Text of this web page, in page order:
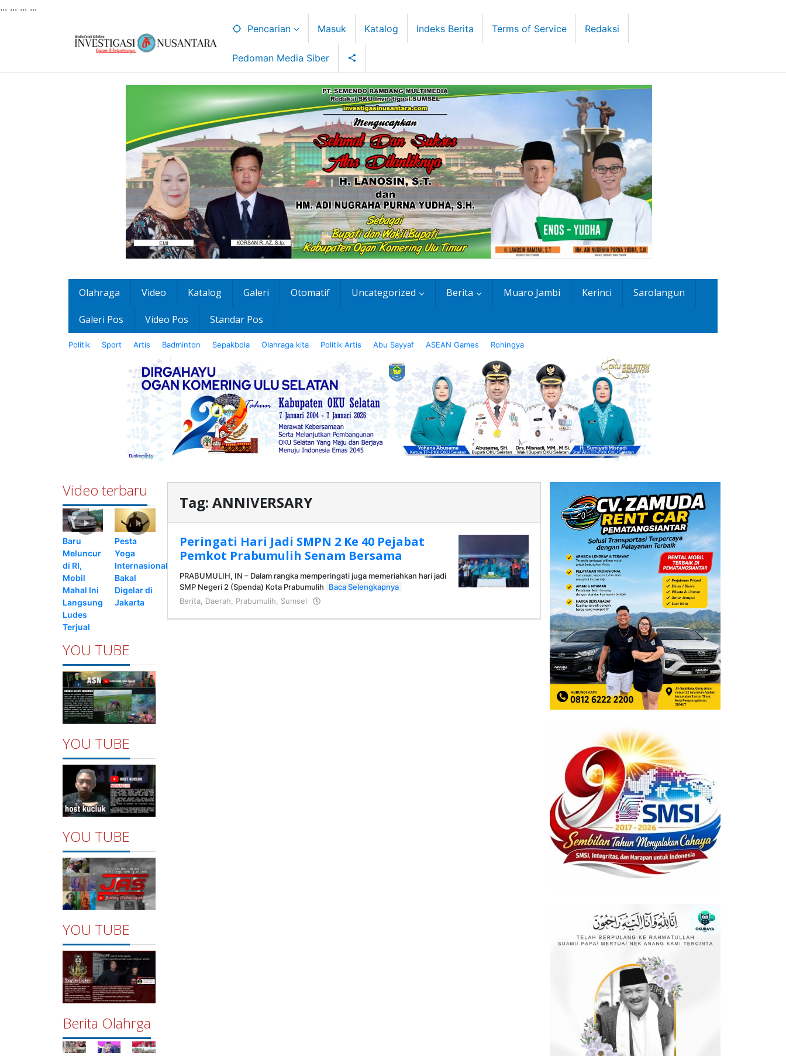
... ... ... ...
Pencarian Masuk Katalog Indeks Berita Terms of Service Redaksi
Pedoman Media Siber
Olahraga Video Katalog Galeri Otomatif Uncategorized Berita Muaro Jambi Kerinci Sarolangun
Galeri Pos Video Pos Standar Pos
Politik Sport Artis Badminton Sepakbola Olahraga kita Politik Artis Abu Sayyaf ASEAN Games Rohingya
Video terbaru
Baru
Meluncur
di RI,
Mobil
Mahal Ini
Langsung
Ludes
Terjual
Pesta
Yoga
Internasional
Bakal
Digelar di
Jakarta
YOU TUBE
YOU TUBE
YOU TUBE
YOU TUBE
Berita Olahrga
Tag: ANNIVERSARY
Peringati Hari Jadi SMPN 2 Ke 40 Pejabat
Pemkot Prabumulih Senam Bersama
PRABUMULIH, IN – Dalam rangka memperingati juga memeriahkan hari jadi
SMP Negeri 2 (Spenda) Kota Prabumulih
Baca Selengkapnya
Berita, Daerah, Prabumulih, Sumsel